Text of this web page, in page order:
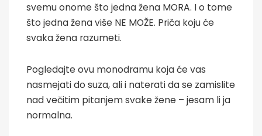
svemu onome što jedna žena MORA. I o tome
što jedna žena više NE MOŽE. Priča koju će
svaka žena razumeti.
Pogledajte ovu monodramu koja će vas
nasmejati do suza, ali i naterati da se zamislite
nad večitim pitanjem svake žene – jesam li ja
normalna.